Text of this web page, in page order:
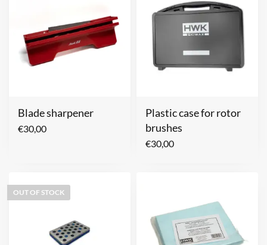
Blade sharpener
€30,00
Plastic case for rotor
brushes
€30,00
OUT OF STOCK